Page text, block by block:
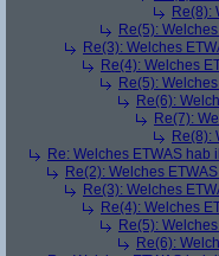
Re(8):
Re(5):
Re(3): Welches
Re(4): Welches
Re(5):
Re(6):
Re(7):
Re(8):
Re: Welches ETWAS hab
Re(2): Welches
Re(3): Welches
Re(4): Welches
Re(5):
Re(6):